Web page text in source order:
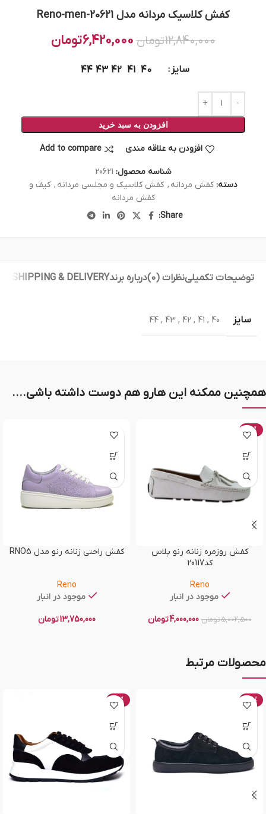
کفش کلاسیک مردانه مدل Reno-men-20621
12,840,000تومان 6,420,000تومان
سایز 40
41
42
43
44
افزودن به سبد خرید
افزودن به علاقه مندی Add to compare
شناسه محصول: 20621
دسته: کفش مردانه , کفش کلاسیک و مجلسی مردانه , کیف و
کفش مردانه
Share:
توضیحات تکمیلینظرات (0) درباره برندSHIPPING & DELIVERY
سایز 40
,
41
,
42
,
43
,
44
همچنین ممکنه این هارو هم دوست داشته باشی....
-20%
کفش روزمره زنانه رنو پلاس
کد20117
Reno
موجود در انبار
5,002,500تومان 4,000,000تومان
کفش راحتی زنانه رنو مدل RNO5
Reno
موجود در انبار
13,750,000تومان
محصولات مرتبط
-58%
-50%